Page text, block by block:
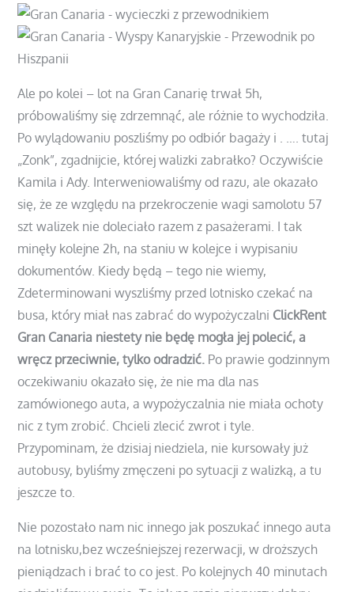
Ale po kolei – lot na Gran Canarię trwał 5h,
próbowaliśmy się zdrzemnąć, ale różnie to wychodziła.
Po wylądowaniu poszliśmy po odbiór bagaży i . …. tutaj
„Zonk”, zgadnijcie, której walizki zabrałko? Oczywiście
Kamila i Ady. Interweniowaliśmy od razu, ale okazało
się, że ze względu na przekroczenie wagi samolotu 57
szt walizek nie doleciało razem z pasażerami. I tak
minęły kolejne 2h, na staniu w kolejce i wypisaniu
dokumentów. Kiedy będą – tego nie wiemy,
Zdeterminowani wyszliśmy przed lotnisko czekać na
busa, który miał nas zabrać do wypożyczalni ClickRent
Gran Canaria niestety nie będę mogła jej polecić, a
wręcz przeciwnie, tylko odradzić. Po prawie godzinnym
oczekiwaniu okazało się, że nie ma dla nas
zamówionego auta, a wypożyczalnia nie miała ochoty
nic z tym zrobić. Chcieli zlecić zwrot i tyle.
Przypominam, że dzisiaj niedziela, nie kursowały już
autobusy, byliśmy zmęczeni po sytuacji z walizką, a tu
jeszcze to.
Nie pozostało nam nic innego jak poszukać innego auta
na lotnisku,bez wcześniejszej rezerwacji, w droższych
pieniądzach i brać to co jest. Po kolejnych 40 minutach